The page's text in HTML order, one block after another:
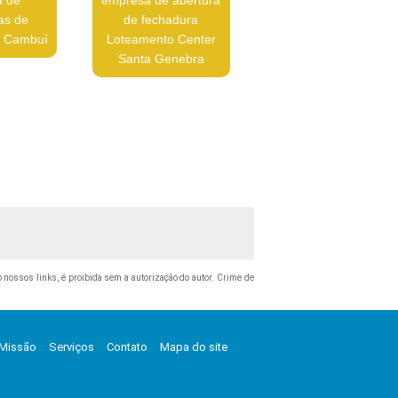
de
Cambuí
de fechadura
Loteamento Center
Santa Genebra
links, é proibida sem a autorização do autor. Crime de
Serviços Contato Mapa do site